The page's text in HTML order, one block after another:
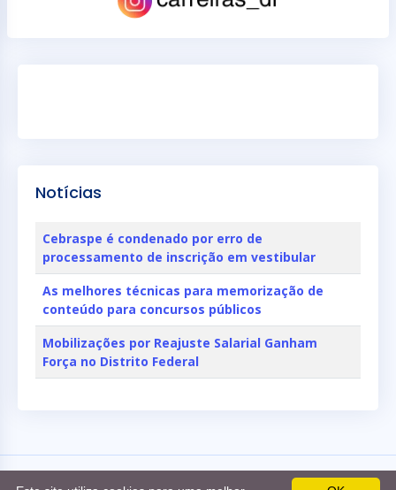
Notícias
Cebraspe é condenado por erro de
processamento de inscrição em vestibular
As melhores técnicas para memorização de
conteúdo para concursos públicos
Mobilizações por Reajuste Salarial Ganham
Força no Distrito Federal
© CarreirasDF.com.br